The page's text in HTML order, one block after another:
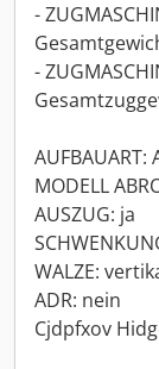
-
-
MODELL
AUSZUG: ja
WALZE:
ADR: nein
Cjdpfxov